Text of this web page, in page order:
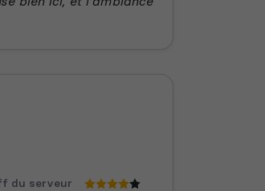
du serveur